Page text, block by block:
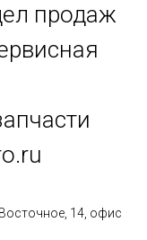
продаж
14, офис